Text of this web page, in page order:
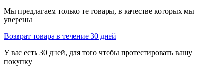
Мы предлагаем только те товары, в качестве которых мы
уверены
Возврат товара в течение 30 дней
У вас есть 30 дней, для того чтобы протестировать вашу
покупку